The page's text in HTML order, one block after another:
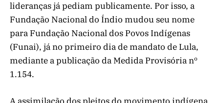
lideranças já pediam publicamente. Por isso, a
Fundação Nacional do Índio mudou seu nome
para Fundação Nacional dos Povos Indígenas
(Funai), já no primeiro dia de mandato de Lula,
mediante a publicação da Medida Provisória nº
1.154.
A assimilação dos pleitos do movimento indígena